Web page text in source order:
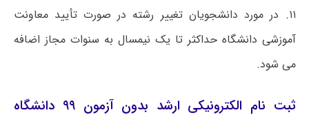
۱۱. در مورد دانشجویان تغییر رشته در صورت تأیید معاونت
آموزشی دانشگاه حداکثر تا یک نیمسال به سنوات مجاز اضافه
می شود.
ثبت نام الکترونیکی ارشد بدون آزمون ۹۹ دانشگاه